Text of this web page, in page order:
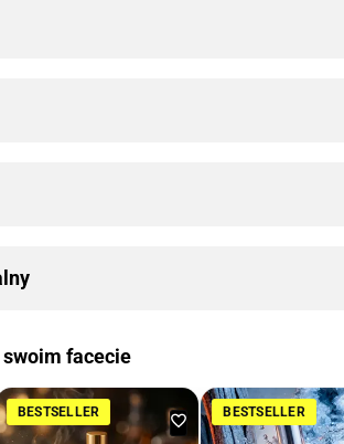
swoim facecie
BESTSELLER
Dodaj
BESTSELLER